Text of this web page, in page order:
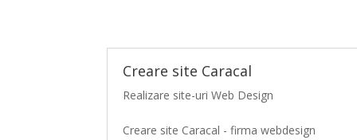
Creare site Caracal
Realizare site-uri Web Design
Creare site Caracal - firma webdesign